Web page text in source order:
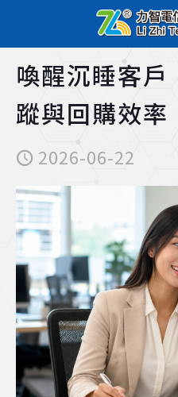
喚醒沉睡客
蹤與回購效率
2026-06-22